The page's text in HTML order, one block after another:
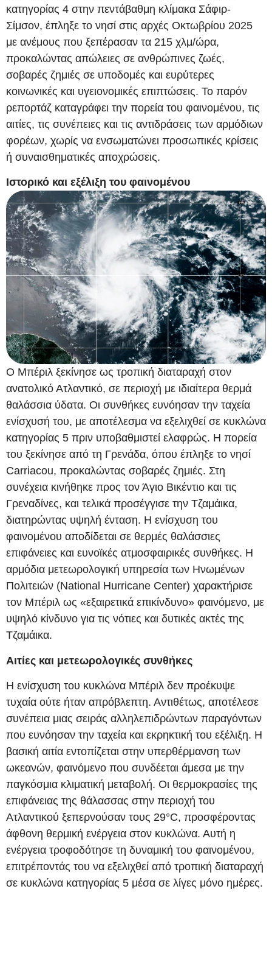
κατηγορίας 4 στην πεντάβαθμη κλίμακα Σάφιρ-
Σίμσον, έπληξε το νησί στις αρχές Οκτωβρίου 2025
με ανέμους που ξεπέρασαν τα 215 χλμ/ώρα,
προκαλώντας απώλειες σε ανθρώπινες ζωές,
σοβαρές ζημιές σε υποδομές και ευρύτερες
κοινωνικές και υγειονομικές επιπτώσεις. Το παρόν
ρεπορτάζ καταγράφει την πορεία του φαινομένου, τις
αιτίες, τις συνέπειες και τις αντιδράσεις των αρμόδιων
φορέων, χωρίς να ενσωματώνει προσωπικές κρίσεις
ή συναισθηματικές αποχρώσεις.
Ιστορικό και εξέλιξη του φαινομένου
Ο Μπέριλ ξεκίνησε ως τροπική διαταραχή στον
ανατολικό Ατλαντικό, σε περιοχή με ιδιαίτερα θερμά
θαλάσσια ύδατα. Οι συνθήκες ευνόησαν την ταχεία
ενίσχυσή του, με αποτέλεσμα να εξελιχθεί σε κυκλώνα
κατηγορίας 5 πριν υποβαθμιστεί ελαφρώς. Η πορεία
του ξεκίνησε από τη Γρενάδα, όπου έπληξε το νησί
Carriacou, προκαλώντας σοβαρές ζημιές. Στη
συνέχεια κινήθηκε προς τον Άγιο Βικέντιο και τις
Γρεναδίνες, και τελικά προσέγγισε την Τζαμάικα,
διατηρώντας υψηλή ένταση. Η ενίσχυση του
φαινομένου αποδίδεται σε θερμές θαλάσσιες
επιφάνειες και ευνοϊκές ατμοσφαιρικές συνθήκες. Η
αρμόδια μετεωρολογική υπηρεσία των Ηνωμένων
Πολιτειών (National Hurricane Center) χαρακτήρισε
τον Μπέριλ ως «εξαιρετικά επικίνδυνο» φαινόμενο, με
υψηλό κίνδυνο για τις νότιες και δυτικές ακτές της
Τζαμάικα.
Αιτίες και μετεωρολογικές συνθήκες
Η ενίσχυση του κυκλώνα Μπέριλ δεν προέκυψε
τυχαία ούτε ήταν απρόβλεπτη. Αντιθέτως, αποτέλεσε
συνέπεια μιας σειράς αλληλεπιδρώντων παραγόντων
που ευνόησαν την ταχεία και εκρηκτική του εξέλιξη. Η
βασική αιτία εντοπίζεται στην υπερθέρμανση των
ωκεανών, φαινόμενο που συνδέεται άμεσα με την
παγκόσμια κλιματική μεταβολή. Οι θερμοκρασίες της
επιφάνειας της θάλασσας στην περιοχή του
Ατλαντικού ξεπερνούσαν τους 29°C, προσφέροντας
άφθονη θερμική ενέργεια στον κυκλώνα. Αυτή η
ενέργεια τροφοδότησε τη δυναμική του φαινομένου,
επιτρέποντάς του να εξελιχθεί από τροπική διαταραχή
σε κυκλώνα κατηγορίας 5 μέσα σε λίγες μόνο ημέρες.